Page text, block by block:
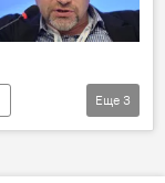
Еще 3